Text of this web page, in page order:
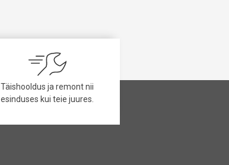
Täishooldus ja remont nii
esinduses kui teie juures.